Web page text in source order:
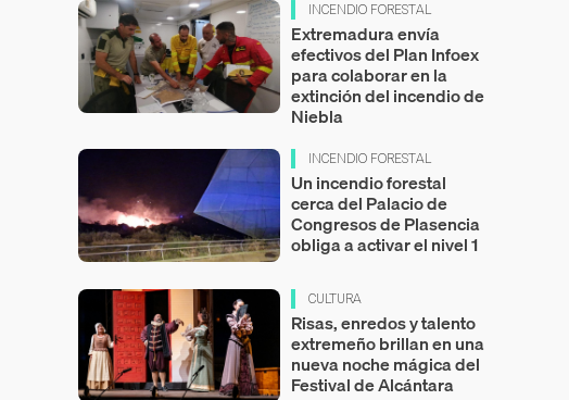
INCENDIO FORESTAL
Extremadura envía
efectivos del Plan Infoex
para colaborar en la
extinción del incendio de
Niebla
INCENDIO FORESTAL
Un incendio forestal
cerca del Palacio de
Congresos de Plasencia
obliga a activar el nivel 1
CULTURA
Risas, enredos y talento
extremeño brillan en una
nueva noche mágica del
Festival de Alcántara